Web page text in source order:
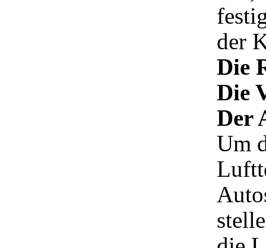
der
Die
Die
Der
Um